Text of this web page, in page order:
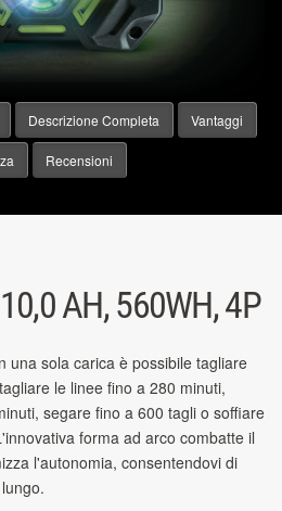
Descrizione Completa Vantaggi
Recensioni
AH, 560WH, 4P
una sola carica è possibile tagliare
le linee fino a 280 minuti,
segare fino a 600 tagli o soffiare
forma ad arco combatte il
l'autonomia, consentendovi di